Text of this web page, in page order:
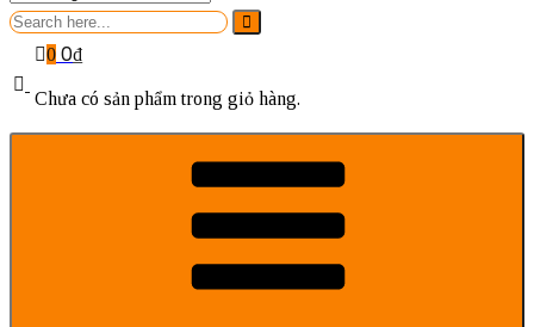
Search
0 0₫
Chưa có sản phẩm trong giỏ hàng.